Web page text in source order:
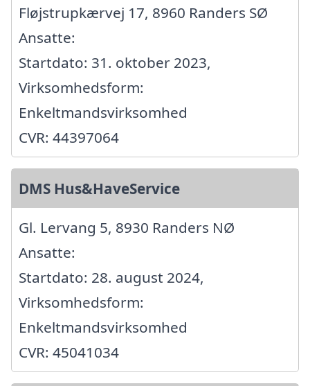
Fløjstrupkærvej 17, 8960 Randers SØ
Ansatte:
Startdato: 31. oktober 2023,
Virksomhedsform:
Enkeltmandsvirksomhed
CVR: 44397064
DMS Hus&HaveService
Gl. Lervang 5, 8930 Randers NØ
Ansatte:
Startdato: 28. august 2024,
Virksomhedsform:
Enkeltmandsvirksomhed
CVR: 45041034